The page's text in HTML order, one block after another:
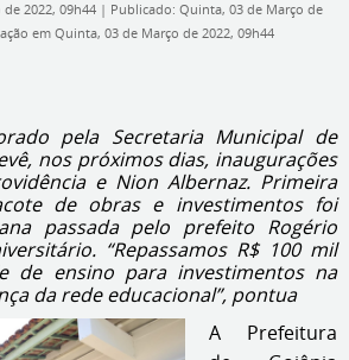
2022, 09h44 | Publicado: Quinta, 03 de Março de
em Quinta, 03 de Março de 2022, 09h44
pela Secretaria Municipal de
nos próximos dias, inaugurações
e Nion Albernaz. Primeira
de obras e investimentos foi
passada pelo prefeito Rogério
“Repassamos R$ 100 mil
de ensino para investimentos na
da rede educacional”, pontua
A Prefeitura